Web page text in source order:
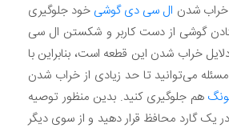
خراب شدن ال سی دی گوشی خود جلوگیری
گوشی از دست کاربر و شکستن ال سی
خراب شدن این قطعه است، بنابراین با
می‌توانید تا حد زیادی از خراب شدن
هم جلوگیری کنید. بدین منظور توصیه
یک گارد محافظ قرار دهید و از سوی دیگر